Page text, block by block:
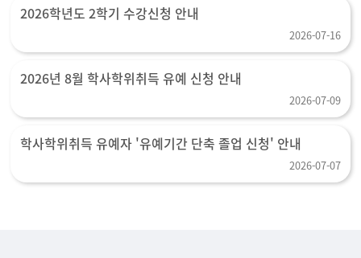
2026학년도 2학기 수강신청 안내
2026-07-16
2026년 8월 학사학위취득 유예 신청 안내
2026-07-09
학사학위취득 유예자 '유예기간 단축 졸업 신청' 안내
2026-07-07